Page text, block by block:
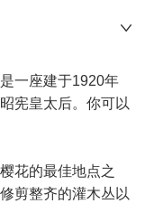
一座建于1920年
宪皇太后。你可以
花的最佳地点之
剪整齐的灌木丛以